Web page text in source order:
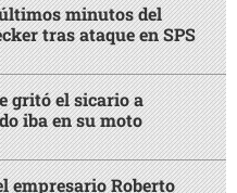
minutos del
tras ataque en SPS
gritó el sicario a
iba en su moto
empresario Roberto